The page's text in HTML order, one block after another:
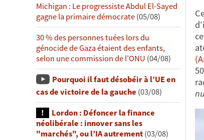
Michigan : Le progressiste Abdul El-Sayed
gagne la primaire démocrate(05/08)
30 % des personnes tuées lors du
génocide de Gaza étaient des enfants,
selon une commission de l’ONU (04/08)
Pourquoi il faut désobéir à l’UE en
cas de victoire de la gauche (03/08)
Lordon : Défoncer la finance
néolibérale : innover sans les
"marchés", ou l’IA autrement(03/08)